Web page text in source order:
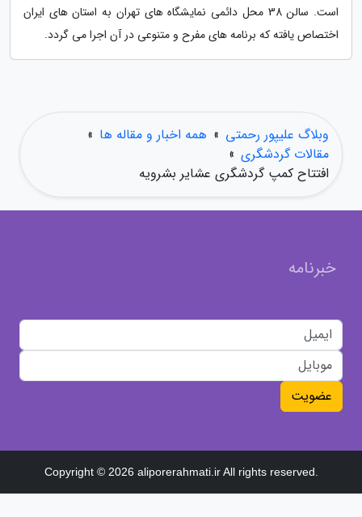
است. سالن 38 محل دائمی نمایشگاه های تهران به استان های ایران
اختصاص یافته که برنامه های مفرح و متنوعی در آن اجرا می گردد.
وبلاگ علیپور رحمتی » همه اخبار و مقاله ها »
مقالات گردشگری »
افتتاح کمپ گردشگری عشایر بشرویه
خبرنامه
عضویت
Copyright © 2026 aliporerahmati.ir All rights reserved.